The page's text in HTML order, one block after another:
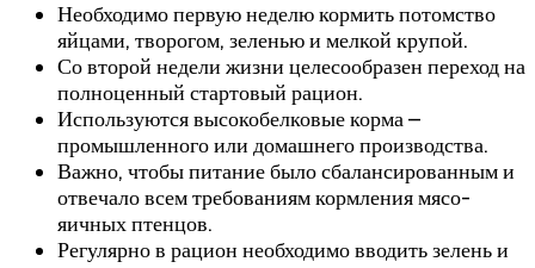
Необходимо первую неделю кормить потомство
яйцами, творогом, зеленью и мелкой крупой.
Со второй недели жизни целесообразен переход на
полноценный стартовый рацион.
Используются высокобелковые корма –
промышленного или домашнего производства.
Важно, чтобы питание было сбалансированным и
отвечало всем требованиям кормления мясо-
яичных птенцов.
Регулярно в рацион необходимо вводить зелень и